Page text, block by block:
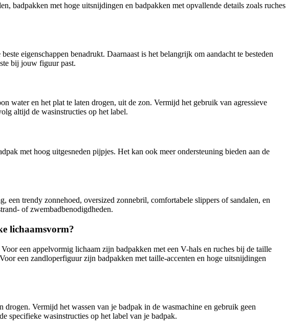
badpakken met hoge uitsnijdingen en badpakken met opvallende details zoals ruches
eigenschappen benadrukt. Daarnaast is het belangrijk om aandacht te besteden
bij jouw figuur past.
water en het plat te laten drogen, uit de zon. Vermijd het gebruik van agressieve
altijd de wasinstructies op het label.
met hoog uitgesneden pijpjes. Het kan ook meer ondersteuning bieden aan de
een trendy zonnehoed, oversized zonnebril, comfortabele slippers of sandalen, en
of zwembadbenodigdheden.
lichaamsvorm?
een appelvormig lichaam zijn badpakken met een V-hals en ruches bij de taille
een zandloperfiguur zijn badpakken met taille-accenten en hoge uitsnijdingen
Vermijd het wassen van je badpak in de wasmachine en gebruik geen
specifieke wasinstructies op het label van je badpak.